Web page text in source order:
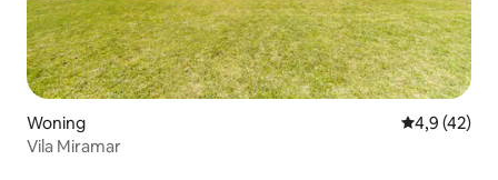
Woning
4,9 (42)
Vila Miramar